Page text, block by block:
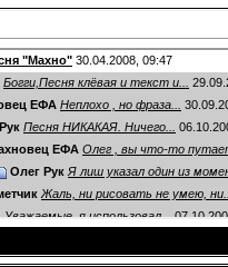
"Махно" 30.04.2008, 09:47
Богги,Песня клёвая и текст и...
ЕФА Неплохо , но фраза...
Песня НИКАКАЯ. Ничего...
ЕФА Олег , вы что-то
Олег Рук Я лиш указал один из
Жаль, ни рисовать не умею,
Уважаемые, я использовал...
Понял вашу идеологическую...